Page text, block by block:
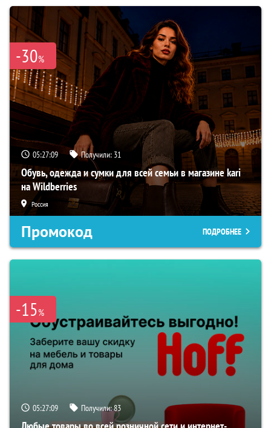
-30%
05:27:08 Получили: 31
Обувь, одежда и сумки для всей семьи в магазине kari
на Wildberries
Россия
Промокод ПОДРОБНЕЕ
-15%
05:27:08 Получили:83